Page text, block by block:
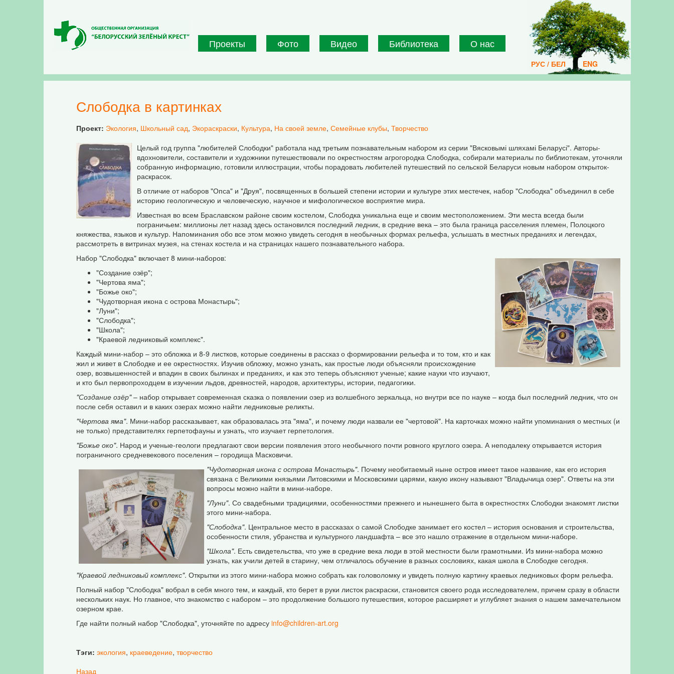
Проекты Фото Видео Библиотека О нас
РУС / БЕЛ ENG
Слободка в картинках
Проект: Экология, Школьный сад, Экораскраски, Культура, На своей земле, Семейные клубы, Творчество
Целый год группа "любителей Слободки" работала над третьим познавательным набором из серии "Вясковымі шляхамі Беларусі". Авторы-
вдохновители, составители и художники путешествовали по окрестностям агрогородка Слободка, собирали материалы по библиотекам, уточняли
собранную информацию, готовили иллюстрации, чтобы порадовать любителей путешествий по сельской Беларуси новым набором открыток-
раскрасок.
В отличие от наборов "Опса" и "Друя", посвященных в большей степени истории и культуре этих местечек, набор "Слободка" объединил в себе
историю геологическую и человеческую, научное и мифологическое восприятие мира.
Известная во всем Браславском районе своим костелом, Слободка уникальна еще и своим местоположением. Эти места всегда были
пограничьем: миллионы лет назад здесь остановился последний ледник, в средние века – это была граница расселения племен, Полоцкого
княжества, языков и культур. Напоминания обо все этом можно увидеть сегодня в необычных формах рельефа, услышать в местных преданиях и легендах,
рассмотреть в витринах музея, на стенах костела и на страницах нашего познавательного набора.
Набор "Слободка" включает 8 мини-наборов:
"Создание озёр";
"Чертова яма";
"Божье око";
"Чудотворная икона с острова Монастырь";
"Луни";
"Слободка";
"Школа";
"Краевой ледниковый комплекс".
Каждый мини-набор – это обложка и 8-9 листков, которые соединены в рассказ о формировании рельефа и то том, кто и как
жил и живет в Слободке и ее окрестностях. Изучив обложку, можно узнать, как простые люди объясняли происхождение
озер, возвышенностей и впадин в своих былинах и преданиях, и как это теперь объясняют ученые; какие науки что изучают,
и кто был первопроходцем в изучении льдов, древностей, народов, архитектуры, истории, педагогики.
"Создание озёр"– набор открывает современная сказка о появлении озер из волшебного зеркальца, но внутри все по науке – когда был последний ледник, что он
после себя оставил и в каких озерах можно найти ледниковые реликты.
"Чертова яма". Мини-набор рассказывает, как образовалась эта "яма", и почему люди назвали ее "чертовой". На карточках можно найти упоминания о местных (и
не только) представителях герпетофауны и узнать, что изучает герпетология.
"Божье око". Народ и ученые-геологи предлагают свои версии появления этого необычного почти ровного круглого озера. А неподалеку открывается история
пограничного средневекового поселения – городища Масковичи.
"Чудотворная икона с острова Монастырь". Почему необитаемый ныне остров имеет такое название, как его история
связана с Великими князьями Литовскими и Московскими царями, какую икону называют "Владычица озер". Ответы на эти
вопросы можно найти в мини-наборе.
"Луни". Со свадебными традициями, особенностями прежнего и нынешнего быта в окрестностях Слободки знакомят листки
этого мини-набора.
"Слободка". Центральное место в рассказах о самой Слободке занимает его костел – история основания и строительства,
особенности стиля, убранства и культурного ландшафта – все это нашло отражение в отдельном мини-наборе.
"Школа". Есть свидетельства, что уже в средние века люди в этой местности были грамотными. Из мини-набора можно
узнать, как учили детей в старину, чем отличалось обучение в разных сословиях, какая школа в Слободке сегодня.
"Краевой ледниковый комплекс". Открытки из этого мини-набора можно собрать как головоломку и увидеть полную картину краевых ледниковых форм рельефа.
Полный набор "Слободка" вобрал в себя много тем, и каждый, кто берет в руки листок раскраски, становится своего рода исследователем, причем сразу в области
нескольких наук. Но главное, что знакомство с набором – это продолжение большого путешествия, которое расширяет и углубляет знания о нашем замечательном
озерном крае.
Где найти полный набор "Слободка", уточняйте по адресу info@children-art.org
Тэги: экология, краеведение, творчество
Назад